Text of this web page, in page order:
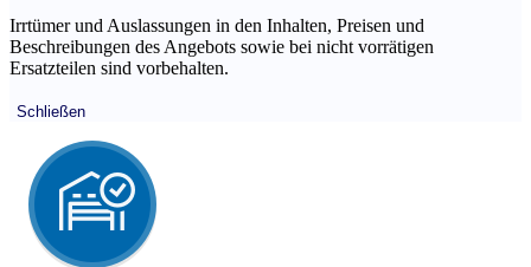
Irrtümer und Auslassungen in den Inhalten, Preisen und
Beschreibungen des Angebots sowie bei nicht vorrätigen
Ersatzteilen sind vorbehalten.
Schließen